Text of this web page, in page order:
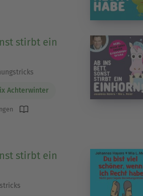
stirbt ein
Achterwinter
stirbt ein